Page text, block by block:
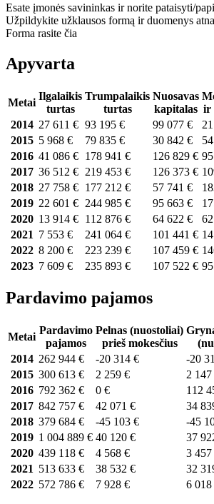
Esate įmonės savininkas ir norite pataisyti/
Užpildykite užklausos formą ir duomenys
Forma rasite čia
Apyvarta
Metai
Ilgalaikis
turtas
Trumpalaikis
turtas
Nuosavas
kapitalas ir
2014 27 611 € 93 195 € 99 077 €
2015 5 968 € 79 835 € 30 842 €
2016 41 086 € 178 941 € 126 829 €
2017 36 512 € 219 453 € 126 373 €
2018 27 758 € 177 212 € 57 741 €
2019 22 601 € 244 985 € 95 663 €
2020 13 914 € 112 876 € 64 622 €
2021 7 553 € 241 064 € 101 441 €
2022 8 200 € 223 239 € 107 459 €
2023 7 609 € 235 893 € 107 522 €
Pardavimo pajamos
Metai
Pardavimo
pajamos
Pelnas (nuostoliai)
prieš mokesčius
2014 262 944 € -20 314 €
-20
2015 300 613 € 2 259 €
2 147
2016 792 362 € 0 €
112
2017 842 757 € 42 071 €
34
2018 379 684 € -45 103 €
-45
2019 1 004 889 € 40 120 €
37
2020 439 118 € 4 568 €
3 457
2021 513 633 € 38 532 €
32
2022 572 786 € 7 928 € 6 018